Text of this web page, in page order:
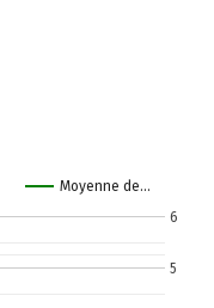
Moyenne de…
5
6